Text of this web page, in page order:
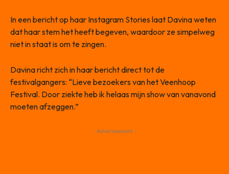
In een bericht op haar Instagram Stories laat Davina weten
dat haar stem het heeft begeven, waardoor ze simpelweg
niet in staat is om te zingen.
Davina richt zich in haar bericht direct tot de
festivalgangers: “Lieve bezoekers van het Veenhoop
Festival. Door ziekte heb ik helaas mijn show van vanavond
moeten afzeggen.”
- Advertisement -